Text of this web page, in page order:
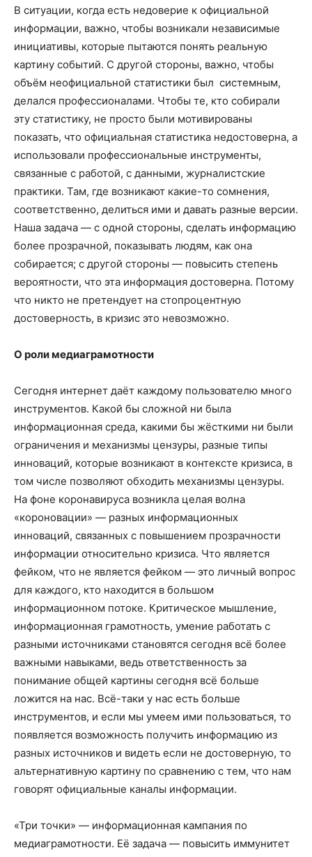
В ситуации, когда есть недоверие к официальной
информации, важно, чтобы возникали независимые
инициативы, которые пытаются понять реальную
картину событий. С другой стороны, важно, чтобы
объём неофициальной статистики был системным,
делался профессионалами. Чтобы те, кто собирали
эту статистику, не просто были мотивированы
показать, что официальная статистика недостоверна, а
использовали профессиональные инструменты,
связанные с работой, с данными, журналистские
практики. Там, где возникают какие-то сомнения,
соответственно, делиться ими и давать разные версии.
Наша задача — с одной стороны, сделать информацию
более прозрачной, показывать людям, как она
собирается; с другой стороны — повысить степень
вероятности, что эта информация достоверна. Потому
что никто не претендует на стопроцентную
достоверность, в кризис это невозможно.
О роли медиаграмотности
Сегодня интернет даёт каждому пользователю много
инструментов. Какой бы сложной ни была
информационная среда, какими бы жёсткими ни были
ограничения и механизмы цензуры, разные типы
инноваций, которые возникают в контексте кризиса, в
том числе позволяют обходить механизмы цензуры.
На фоне коронавируса возникла целая волна
«короновации» — разных информационных
инноваций, связанных с повышением прозрачности
информации относительно кризиса. Что является
фейком, что не является фейком — это личный вопрос
для каждого, кто находится в большом
информационном потоке. Критическое мышление,
информационная грамотность, умение работать с
разными источниками становятся сегодня всё более
важными навыками, ведь ответственность за
понимание общей картины сегодня всё больше
ложится на нас. Всё-таки у нас есть больше
инструментов, и если мы умеем ими пользоваться, то
появляется возможность получить информацию из
разных источников и видеть если не достоверную, то
альтернативную картину по сравнению с тем, что нам
говорят официальные каналы информации.
«Три точки» — информационная кампания по
медиаграмотности. Её задача — повысить иммунитет